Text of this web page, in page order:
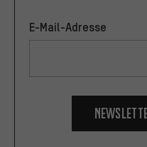
E-Mail-Adresse